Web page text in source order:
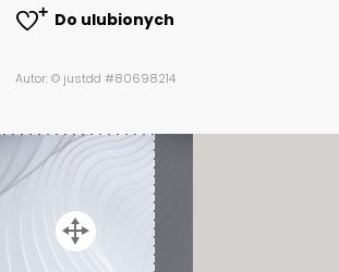
Do ulubionych
Autor: © justdd #80698214